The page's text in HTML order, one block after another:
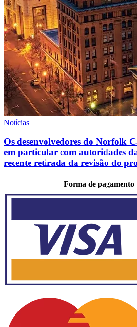
Notícias
Os desenvolvedores do Norfolk
em particular com autoridades
recente retirada da revisão do
Forma de pagamento